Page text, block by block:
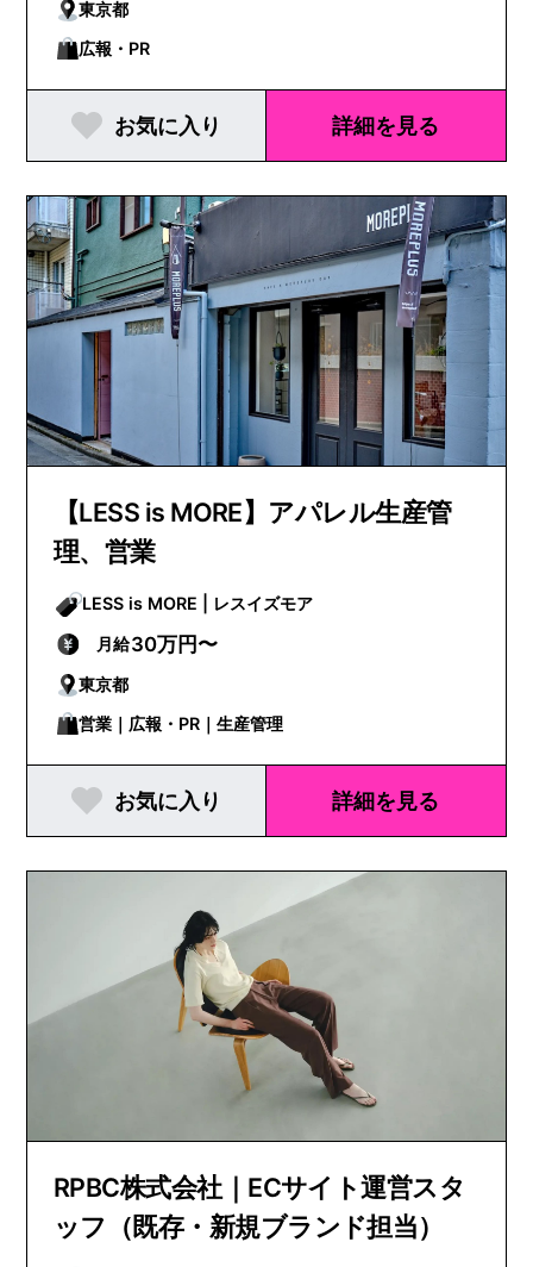
東京都
広報・PR
お気に入り 詳細を見る
【LESS is MORE】アパレル生産管
理、営業
LESS is MORE | レスイズモア
月給30万円〜
東京都
営業｜広報・PR｜生産管理
お気に入り 詳細を見る
RPBC株式会社｜ECサイト運営スタ
ッフ（既存・新規ブランド担当）